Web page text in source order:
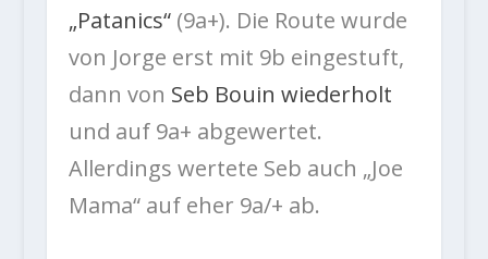
„Patanics“(9a+). Die Route wurde
von Jorge erst mit 9b eingestuft,
dann von Seb Bouin wiederholt
und auf 9a+ abgewertet.
Allerdings wertete Seb auch „Joe
Mama“ auf eher 9a/+ ab.